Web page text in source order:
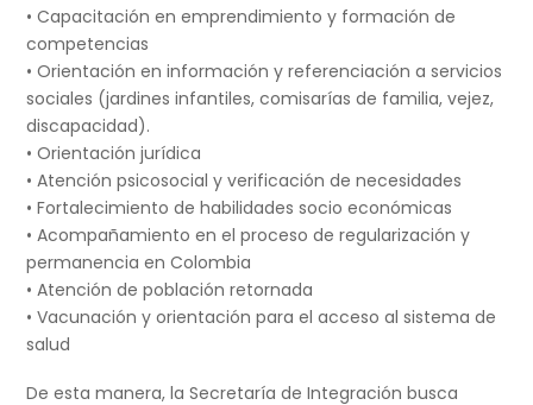
• Capacitación en emprendimiento y formación de
competencias
• Orientación en información y referenciación a servicios
sociales (jardines infantiles, comisarías de familia, vejez,
discapacidad).
• Orientación jurídica
• Atención psicosocial y verificación de necesidades
• Fortalecimiento de habilidades socio económicas
• Acompañamiento en el proceso de regularización y
permanencia en Colombia
• Atención de población retornada
• Vacunación y orientación para el acceso al sistema de
salud
De esta manera, la Secretaría de Integración busca